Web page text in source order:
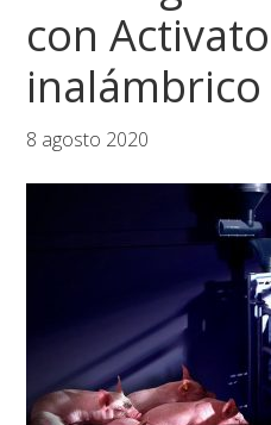
con
inalámbrico
8 agosto 2020